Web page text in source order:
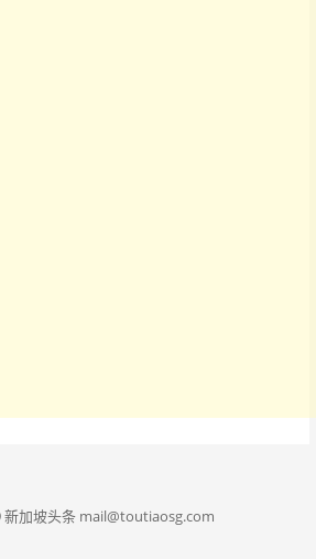
新加坡头条 mail@toutiaosg.com